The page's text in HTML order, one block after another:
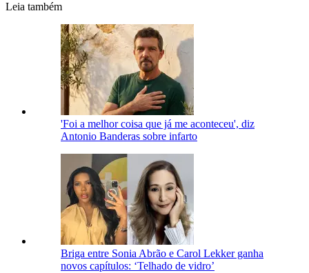
Leia também
'Foi a melhor coisa que já me aconteceu', diz
Antonio Banderas sobre infarto
Briga entre Sonia Abrão e Carol Lekker ganha
novos capítulos: ‘Telhado de vidro’